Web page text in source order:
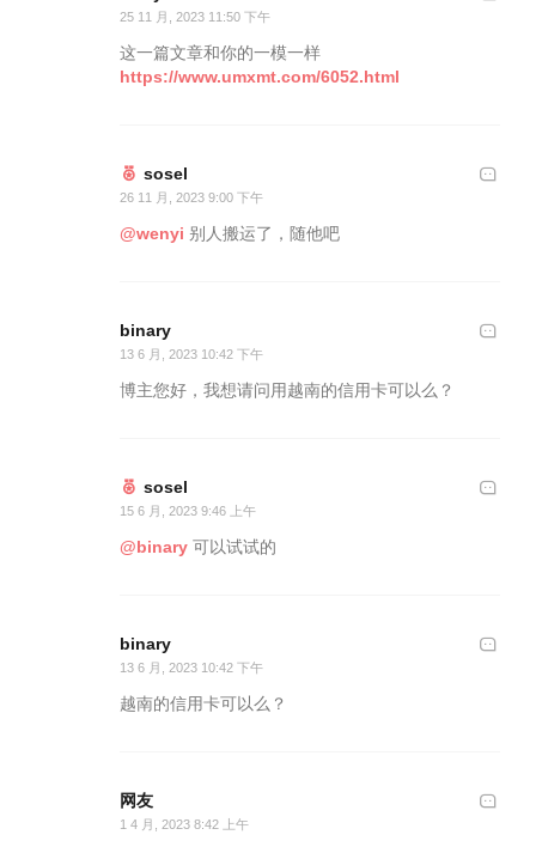
25 11 月, 2023 11:50 下午
这一篇文章和你的一模一样
https://www.umxmt.com/6052.html
sosel
26 11 月, 2023 9:00 下午
@wenyi 别人搬运了，随他吧
binary
13 6 月, 2023 10:42 下午
博主您好，我想请问用越南的信用卡可以么？
sosel
15 6 月, 2023 9:46 上午
@binary 可以试试的
binary
13 6 月, 2023 10:42 下午
越南的信用卡可以么？
网友
1 4 月, 2023 8:42 上午